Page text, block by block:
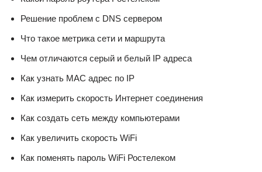
Решение проблем с DNS сервером
Что такое метрика сети и маршрута
Чем отличаются серый и белый IP адреса
Как узнать MAC адрес по IP
Как измерить скорость Интернет соединения
Как создать сеть между компьютерами
Как увеличить скорость WiFi
Как поменять пароль WiFi Ростелеком